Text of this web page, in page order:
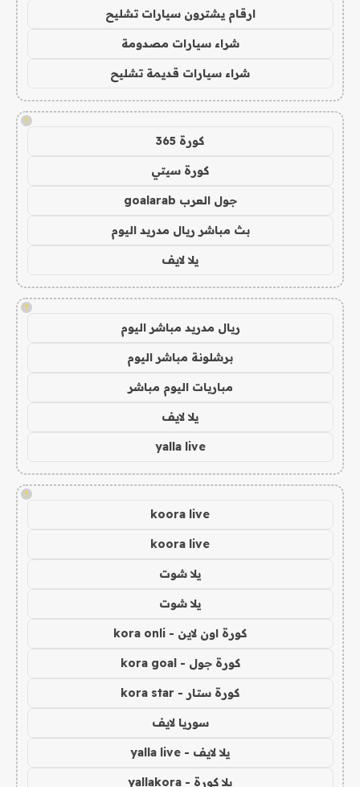
ارقام يشترون سيارات تشليح
شراء سيارات مصدومة
شراء سيارات قديمة تشليح
!
كورة 365
كورة سيتي
جول العرب goalarab
بث مباشر ريال مدريد اليوم
يلا لايف
!
ريال مدريد مباشر اليوم
برشلونة مباشر اليوم
مباريات اليوم مباشر
يلا لايف
yalla live
!
koora live
koora live
يلا شوت
يلا شوت
كورة اون لاين - kora onli
كورة جول - kora goal
كورة ستار - kora star
سوريا لايف
يلا لايف - yalla live
يلا كورة - yallakora